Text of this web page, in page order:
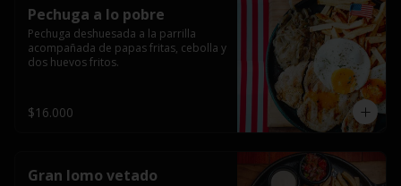
Pechuga a lo pobre
Pechuga deshuesada a la parrilla
acompañada de papas fritas, cebolla y
dos huevos fritos.
$16.000
Gran lomo vetado